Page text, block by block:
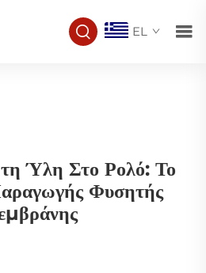
EL
Ύλη Στο Ρολό: Το
Φυσητής